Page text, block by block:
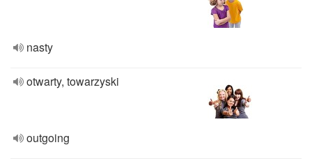
nasty
otwarty, towarzyski
outgoing